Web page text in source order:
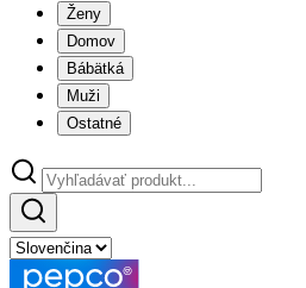
Ženy
Domov
Bábätká
Muži
Ostatné